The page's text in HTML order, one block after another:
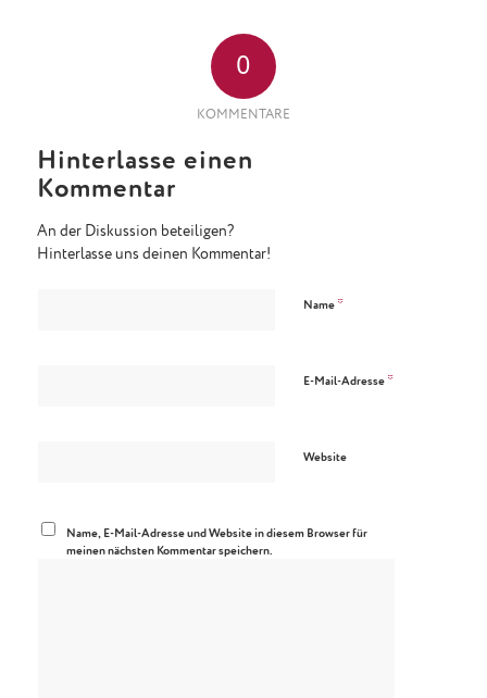
0
KOMMENTARE
Hinterlasse einen
Kommentar
An der Diskussion beteiligen?
Hinterlasse uns deinen Kommentar!
Name *
E-Mail-Adresse *
Website
Name, E-Mail-Adresse und Website in diesem Browser für
meinen nächsten Kommentar speichern.